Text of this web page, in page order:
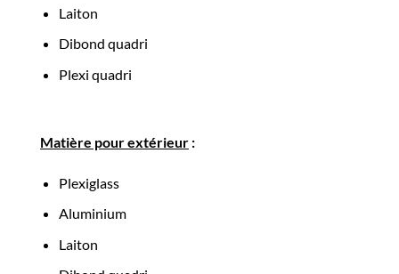
Laiton
Dibond quadri
Plexi quadri
Matière pour extérieur :
Plexiglass
Aluminium
Laiton